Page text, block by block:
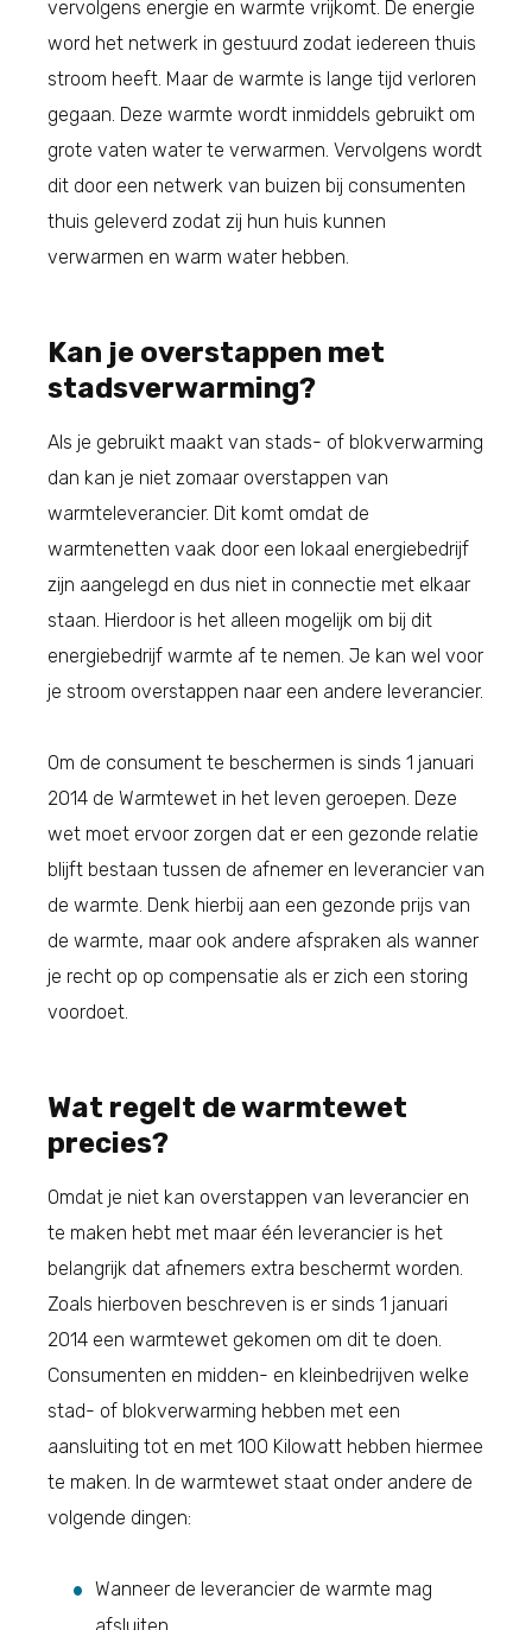
vervolgens energie en warmte vrijkomt. De energie
word het netwerk in gestuurd zodat iedereen thuis
stroom heeft. Maar de warmte is lange tijd verloren
gegaan. Deze warmte wordt inmiddels gebruikt om
grote vaten water te verwarmen. Vervolgens wordt
dit door een netwerk van buizen bij consumenten
thuis geleverd zodat zij hun huis kunnen
verwarmen en warm water hebben.
Kan je overstappen met
stadsverwarming?
Als je gebruikt maakt van stads- of blokverwarming
dan kan je niet zomaar overstappen van
warmteleverancier. Dit komt omdat de
warmtenetten vaak door een lokaal energiebedrijf
zijn aangelegd en dus niet in connectie met elkaar
staan. Hierdoor is het alleen mogelijk om bij dit
energiebedrijf warmte af te nemen. Je kan wel voor
je stroom overstappen naar een andere leverancier.
Om de consument te beschermen is sinds 1 januari
2014 de Warmtewet in het leven geroepen. Deze
wet moet ervoor zorgen dat er een gezonde relatie
blijft bestaan tussen de afnemer en leverancier van
de warmte. Denk hierbij aan een gezonde prijs van
de warmte, maar ook andere afspraken als wanner
je recht op op compensatie als er zich een storing
voordoet.
Wat regelt de warmtewet
precies?
Omdat je niet kan overstappen van leverancier en
te maken hebt met maar één leverancier is het
belangrijk dat afnemers extra beschermt worden.
Zoals hierboven beschreven is er sinds 1 januari
2014 een warmtewet gekomen om dit te doen.
Consumenten en midden- en kleinbedrijven welke
stad- of blokverwarming hebben met een
aansluiting tot en met 100 Kilowatt hebben hiermee
te maken. In de warmtewet staat onder andere de
volgende dingen:
Wanneer de leverancier de warmte mag